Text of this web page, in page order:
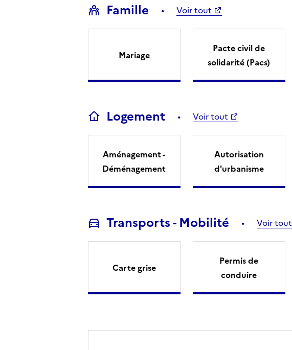
Famille Voir tout
Mariage
Pacte civil de
solidarité (Pacs)
Logement Voir tout
Aménagement -
Déménagement
Autorisation
d'urbanisme
Transports - Mobilité Voir tout
Carte grise
Permis de
conduire